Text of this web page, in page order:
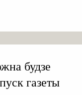
будзе
газеты